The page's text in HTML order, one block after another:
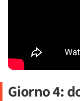
Giorno 4: